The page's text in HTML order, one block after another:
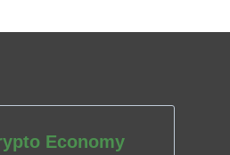
Economy